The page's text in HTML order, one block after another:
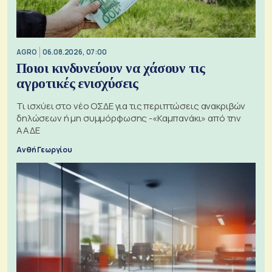
AGRO 06.08.2026, 07:00
Ποιοι κινδυνεύουν να χάσουν τις
αγροτικές ενισχύσεις
Τι ισχύει στο νέο ΟΣΔΕ για τις περιπτώσεις ανακριβών
δηλώσεων ή μη συμμόρφωσης -«Καμπανάκι» από την
ΑΑΔΕ
Ανθή Γεωργίου